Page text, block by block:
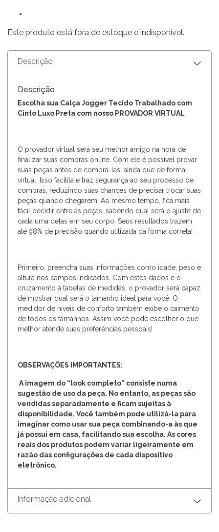
Este produto está fora de estoque e indisponível.
Descrição
Descrição
Escolha sua Calça Jogger Tecido Trabalhado com
Cinto Luxo Preta com nosso PROVADOR VIRTUAL
O provador virtual será seu melhor amigo na hora de
finalizar suas compras online. Com ele é possível provar
suas peças antes de comprá-las, ainda que de forma
virtual. Isso facilita e traz segurança ao seu processo de
compras, reduzindo suas chances de precisar trocar suas
peças quando chegarem. Ao mesmo tempo, fica mais
fácil decidir entre as peças, sabendo qual será o ajuste de
cada uma delas em seu corpo. Seus resultados trazem
até 98% de precisão quando utilizada da forma correta!
Primeiro, preencha suas informações como idade, peso e
altura nos campos indicados. Com estes dados e o
cruzamento à tabelas de medidas, o provador será capaz
de mostrar qual será o tamanho ideal para você. O
medidor de níveis de conforto também exibe o caimento
de todos os tamanhos. Assim você pode escolher o que
melhor atende suas preferências pessoais!
OBSERVAÇÕES IMPORTANTES:
A imagem do “look completo” consiste numa
sugestão de uso da peça. No entanto, as peças são
vendidas separadamente e ficam sujeitas à
disponibilidade. Você também pode utilizá-la para
imaginar como usar sua peça combinando-a às que
já possui em casa, facilitando sua escolha. As cores
reais dos produtos podem variar ligeiramente em
razão das configurações de cada dispositivo
eletrônico.
Informação adicional